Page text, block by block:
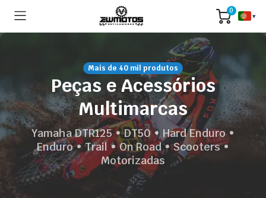
0
▾
Mais de 40 mil produtos
Peças e Acessórios
Multimarcas
Yamaha DTR125 • DT50 • Hard Enduro •
Enduro • Trail • On Road • Scooters •
Motorizadas